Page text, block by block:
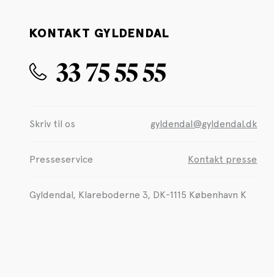
KONTAKT GYLDENDAL
33 75 55 55
Skriv til os gyldendal@gyldendal.dk
Presseservice Kontakt presse
Gyldendal, Klareboderne 3, DK-1115 København K